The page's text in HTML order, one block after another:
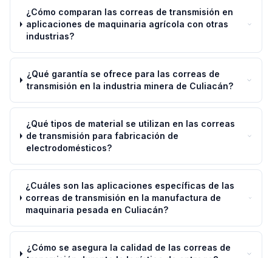
¿Cómo comparan las correas de transmisión en
aplicaciones de maquinaria agrícola con otras
industrias?
¿Qué garantía se ofrece para las correas de
transmisión en la industria minera de Culiacán?
¿Qué tipos de material se utilizan en las correas
de transmisión para fabricación de
electrodomésticos?
¿Cuáles son las aplicaciones específicas de las
correas de transmisión en la manufactura de
maquinaria pesada en Culiacán?
¿Cómo se asegura la calidad de las correas de